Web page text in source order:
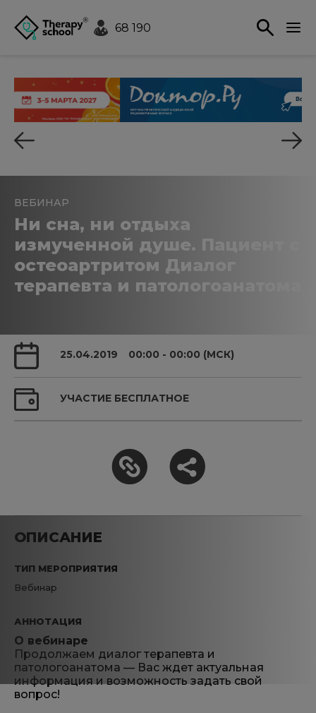
68 190
ВЕБИНАР
Ни сна, ни отдыха
измученной душе. Пациент с
остеоартритом Диалог
терапевта и патологоанатома
25.04.2019 00:00 - 00:00 (МСК)
УЧАСТИЕ БЕСПЛАТНОЕ
ОПИСАНИЕ
ТИП МЕРОПРИЯТИЯ
Вебинар
АННОТАЦИЯ
О вебинаре
Продолжаем диалог терапевта и
патологоанатома — Вас ждет актуальная
информация и возможность задать свой
вопрос!